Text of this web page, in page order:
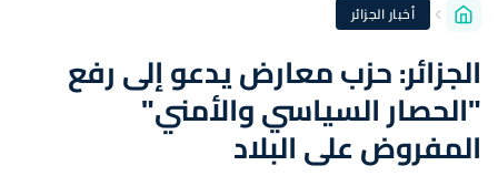
أخبار الجزائر
الجزائر: حزب معارض يدعو إلى رفع
"الحصار السياسي والأمني"
المفروض على البلاد